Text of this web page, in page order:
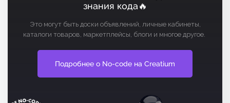
знания кода🔥
Это могут быть доски объявлений, личные кабинеты,
каталоги товаров, маркетплейсы, блоги и многое другое.
Подробнее о No-code на Creatium